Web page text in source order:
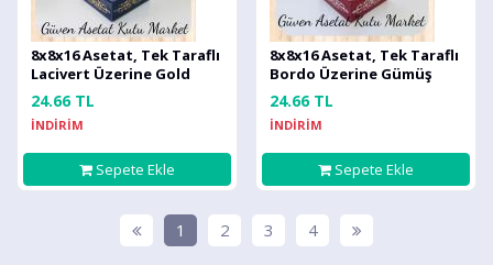
8x8x16 Asetat, Tek Taraflı
Lacivert Üzerine Gold
Saray Desenli Kutu
24.66 TL
İNDİRİM
Sepete Ekle
8x8x16 Asetat, Tek Taraflı
Bordo Üzerine Gümüş
Saray Desenli Kutu
24.66 TL
İNDİRİM
Sepete Ekle
1 2 3 4